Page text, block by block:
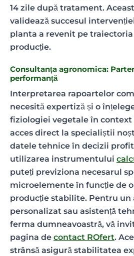
14 zile după tratament.
validează succesul
planta a revenit pe
producție.
Consultanța agronomica:
performanță
Interpretarea rapoartelor
necesită expertiză și o
fiziologiei vegetale în context
acces direct la specialiștii
datele tehnice în decizii
utilizarea instrumentului
puteți previziona necesarul
microelemente în funcție de
producție stabilite. Pentru
personalizat sau asistență
ferma dumneavoastră, vă
pagina de contact ROfert.
strânsă asigură stabilitatea